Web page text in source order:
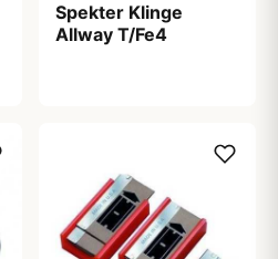
Spekter Klinge
Allway T/Fe4